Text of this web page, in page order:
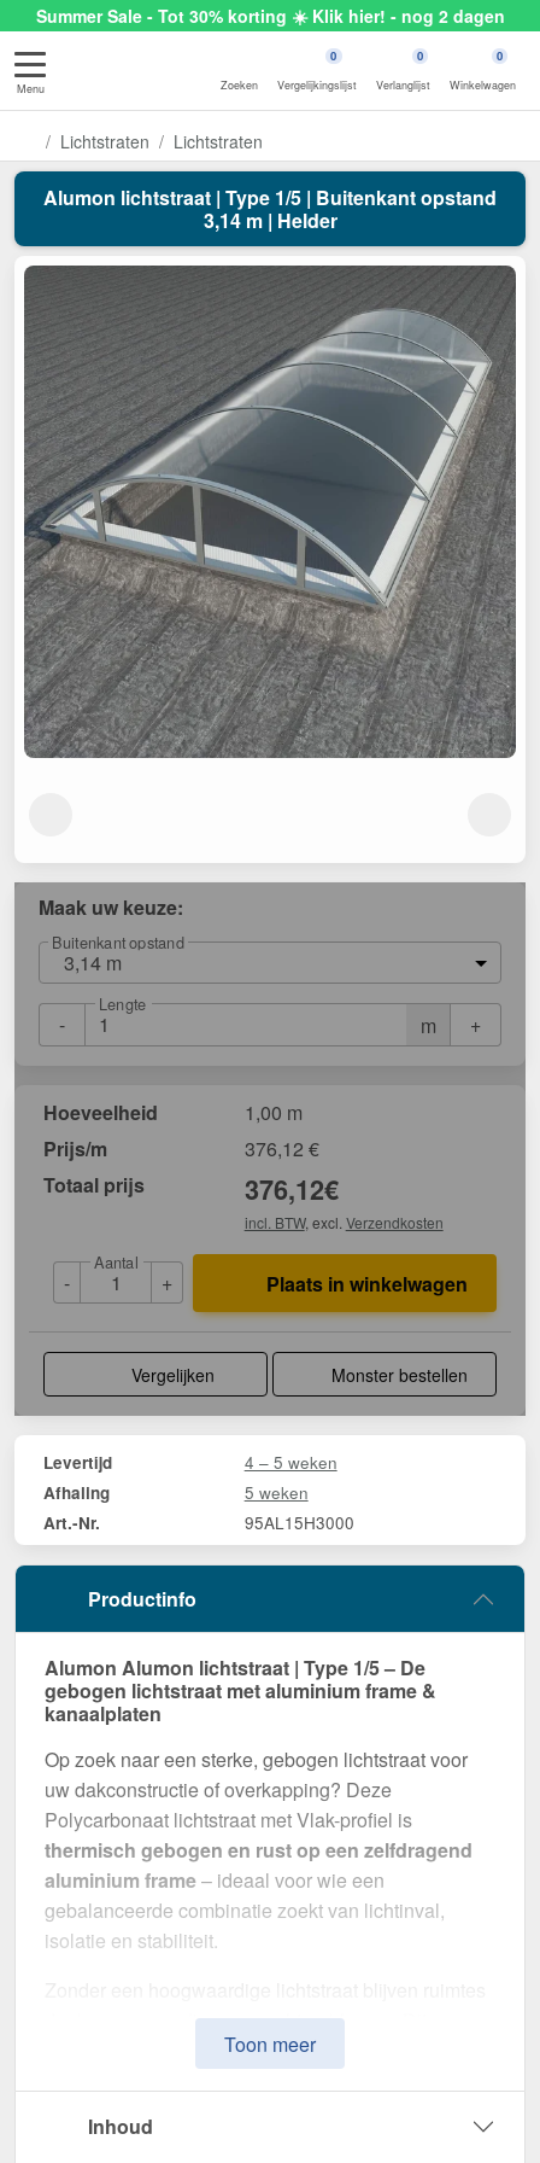
Summer Sale - Tot 30% korting ☀️ Klik hier! - nog 2 dagen
Menu Zoeken
0
Vergelijkingslijst
0
Verlanglijst
0
Winkelwagen
Lichtstraten Lichtstraten
Alumon lichtstraat | Type 1/5 | Buitenkant opstand
3,14 m | Helder
Maak uw keuze:
Buitenkant opstand
3,14 m
- m
Lengte
+
Hoeveelheid
1,00 m
Prijs/m
376,12 €
Totaal prijs
376,12€
incl. BTW, excl. Verzendkosten
-
Aantal
+ Plaats in winkelwagen
Vergelijken Monster bestellen
Levertijd 4 – 5 weken
Afhaling 5 weken
Art.-Nr. 95AL15H3000
Productinfo
Alumon Alumon lichtstraat | Type 1/5 – De
gebogen lichtstraat met aluminium frame &
kanaalplaten
Op zoek naar een sterke, gebogen lichtstraat voor
uw dakconstructie of overkapping? Deze
Polycarbonaat lichtstraat met Vlak-profiel is
thermisch gebogen en rust op een zelfdragend
aluminium frame– ideaal voor wie een
gebalanceerde combinatie zoekt van lichtinval,
isolatie en stabiliteit.
donker en gevoelig voor vochtproblemen. Dit
systeem is speciaal ontwikkeld om
perfect voor zowel kleine als grote projecten.
Toon meer
Inhoud